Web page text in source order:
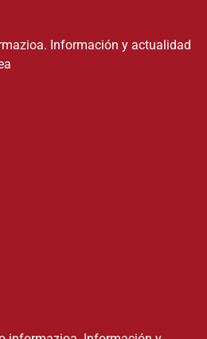
Información y actualidad